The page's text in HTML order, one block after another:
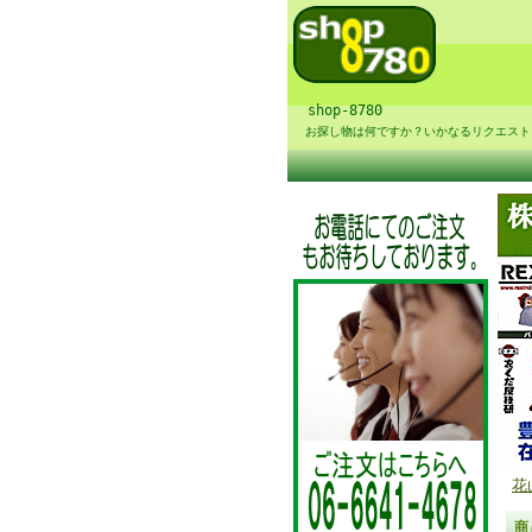
shop-8780
お探し物は何ですか？いかなるリクエス
花